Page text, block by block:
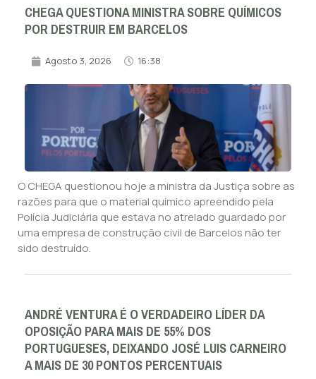
CHEGA QUESTIONA MINISTRA SOBRE QUÍMICOS
POR DESTRUIR EM BARCELOS
Agosto 3, 2026 16:38
O CHEGA questionou hoje a ministra da Justiça sobre as
razões para que o material químico apreendido pela
Polícia Judiciária que estava no atrelado guardado por
uma empresa de construção civil de Barcelos não ter
sido destruído.
ANDRÉ VENTURA É O VERDADEIRO LÍDER DA
OPOSIÇÃO PARA MAIS DE 55% DOS
PORTUGUESES, DEIXANDO JOSÉ LUIS CARNEIRO
A MAIS DE 30 PONTOS PERCENTUAIS